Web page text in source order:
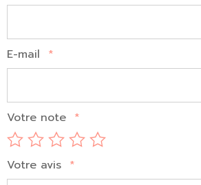
E-mail *
Votre note *
Votre avis *